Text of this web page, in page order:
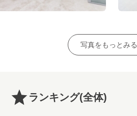
写真をもっとみる
ランキング(全体)